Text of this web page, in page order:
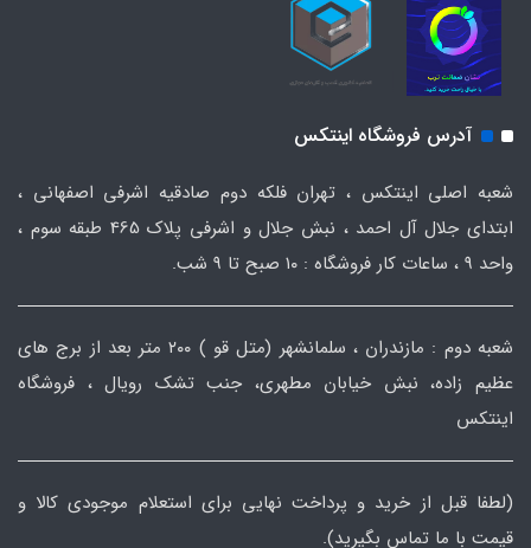
آدرس فروشگاه اینتکس
شعبه اصلی اینتکس ، تهران فلکه دوم صادقیه اشرفی اصفهانی ،
ابتدای جلال آل احمد ، نبش جلال و اشرفی پلاک 465 طبقه سوم ،
واحد ۹ ، ساعات کار فروشگاه : ۱۰ صبح تا ۹ شب.
شعبه دوم : مازندران ، سلمانشهر (متل قو ) ۲۰۰ متر بعد از برج های
عظیم زاده، نبش خیابان مطهری، جنب تشک رویال ، فروشگاه
اینتکس
(لطفا قبل از خرید و پرداخت نهایی برای استعلام موجودی کالا و
قیمت با ما تماس بگیرید).